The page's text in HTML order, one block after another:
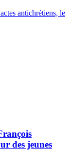
antichrétiens, le
des jeunes